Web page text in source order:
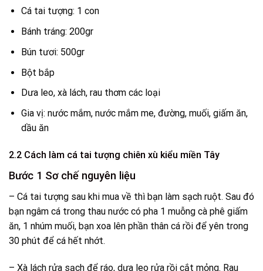
Cá tai tượng: 1 con
Bánh tráng: 200gr
Bún tươi: 500gr
Bột bắp
Dưa leo, xà lách, rau thơm các loại
Gia vị: nước mắm, nước mắm me, đường, muối, giấm ăn,
dầu ăn
2.2 Cách làm cá tai tượng chiên xù kiểu miền Tây
Bước 1 Sơ chế nguyên liệu
– Cá tai tượng sau khi mua về thì bạn làm sạch ruột. Sau đó
bạn ngâm cá trong thau nước có pha 1 muỗng cà phê giấm
ăn, 1 nhúm muối, bạn xoa lên phần thân cá rồi để yên trong
30 phút để cá hết nhớt.
– Xà lách rửa sạch để ráo, dưa leo rửa rồi cắt mỏng. Rau